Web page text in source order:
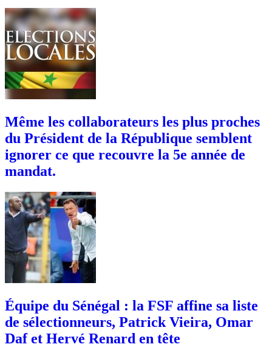
Même les collaborateurs les plus proches
du Président de la République semblent
ignorer ce que recouvre la 5e année de
mandat.
Équipe du Sénégal : la FSF affine sa liste
de sélectionneurs, Patrick Vieira, Omar
Daf et Hervé Renard en tête